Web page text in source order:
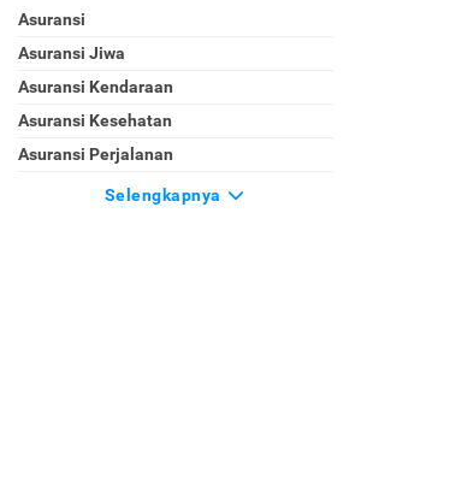
Asuransi
Asuransi Jiwa
Asuransi Kendaraan
Asuransi Kesehatan
Asuransi Perjalanan
Selengkapnya